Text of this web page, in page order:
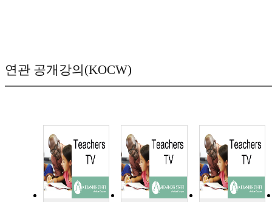
연관 공개강의(KOCW)